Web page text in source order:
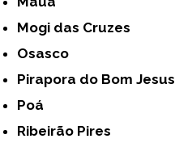
Mogi das Cruzes
Osasco
Pirapora do Bom Jesus
Poá
Ribeirão Pires